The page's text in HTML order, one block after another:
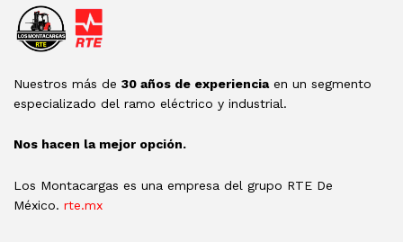
Nuestros más de 30 años de experienciaen un segmento
especializado del ramo eléctrico y industrial.
Nos hacen la mejor opción.
Los Montacargas es una empresa del grupo RTE De
México. rte.mx